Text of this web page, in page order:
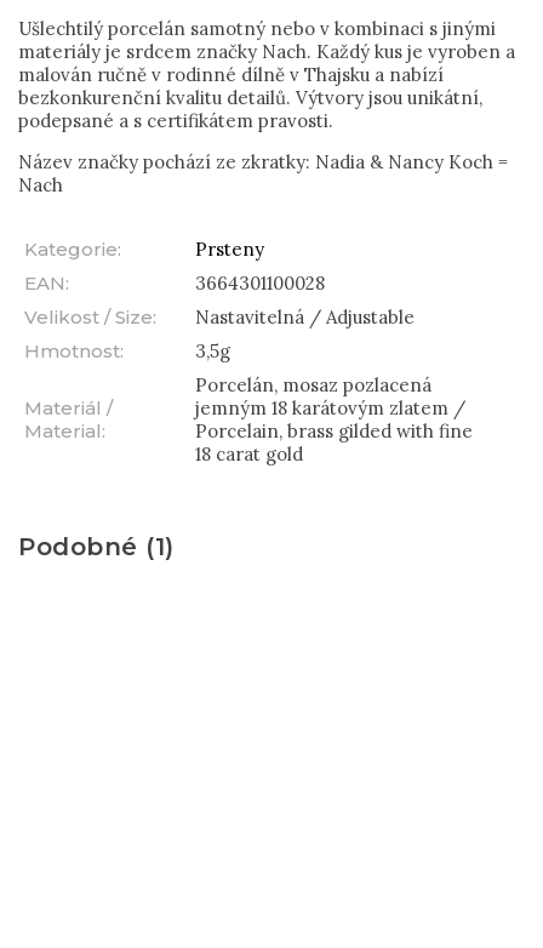
Ušlechtilý porcelán samotný nebo v kombinaci s jinými
materiály je srdcem značky Nach. Každý kus je vyroben a
malován ručně v rodinné dílně v Thajsku a nabízí
bezkonkurenční kvalitu detailů. Výtvory jsou unikátní,
podepsané a s certifikátem pravosti.
Název značky pochází ze zkratky: Nadia & Nancy Koch =
Nach
Kategorie:
Prsteny
EAN:
3664301100028
Velikost / Size:
Nastavitelná / Adjustable
Hmotnost: 3,5g
Materiál /
Material:
Porcelán, mosaz pozlacená
jemným 18 karátovým zlatem /
Porcelain, brass gilded with fine
18 carat gold
Podobné (1)